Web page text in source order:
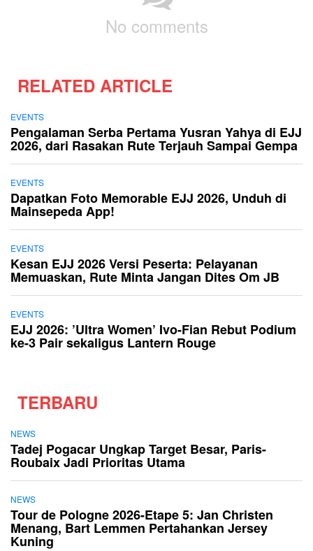
No comments
RELATED ARTICLE
EVENTS
Pengalaman Serba Pertama Yusran Yahya di EJJ
2026, dari Rasakan Rute Terjauh Sampai Gempa
EVENTS
Dapatkan Foto Memorable EJJ 2026, Unduh di
Mainsepeda App!
EVENTS
Kesan EJJ 2026 Versi Peserta: Pelayanan
Memuaskan, Rute Minta Jangan Dites Om JB
EVENTS
EJJ 2026: ’Ultra Women’ Ivo-Fian Rebut Podium
ke-3 Pair sekaligus Lantern Rouge
TERBARU
NEWS
Tadej Pogacar Ungkap Target Besar, Paris-
Roubaix Jadi Prioritas Utama
NEWS
Tour de Pologne 2026-Etape 5: Jan Christen
Menang, Bart Lemmen Pertahankan Jersey
Kuning